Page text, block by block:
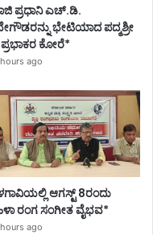
ಪ್ರಧಾನಿ ಎಚ್.ಡಿ.
ಭೇಟಿಯಾದ ಪದ್ಮಶ್ರೀ
ಕೋರೆ*
ago
ಆಗಸ್ಟ್ 8ರಂದು
ರಂಗ ಸಂಗೀತ ವೈಭವ*
ago